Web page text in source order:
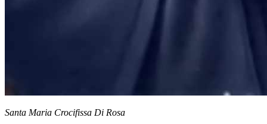
Santa Maria Crocifissa Di Rosa